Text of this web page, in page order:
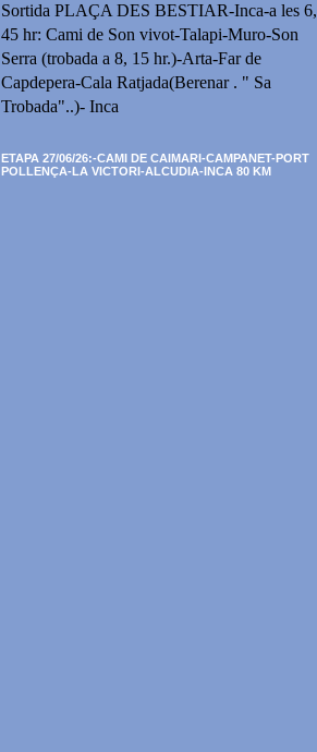
Sortida PLAÇA DES BESTIAR-Inca-a les 6,
45 hr: Cami de Son vivot-Talapi-Muro-Son
Serra (trobada a 8, 15 hr.)-Arta-Far de
Capdepera-Cala Ratjada(Berenar . " Sa
Trobada"..)- Inca
ETAPA 27/06/26:-CAMI DE CAIMARI-CAMPANET-PORT
POLLENÇA-LA VICTORI-ALCUDIA-INCA 80 KM